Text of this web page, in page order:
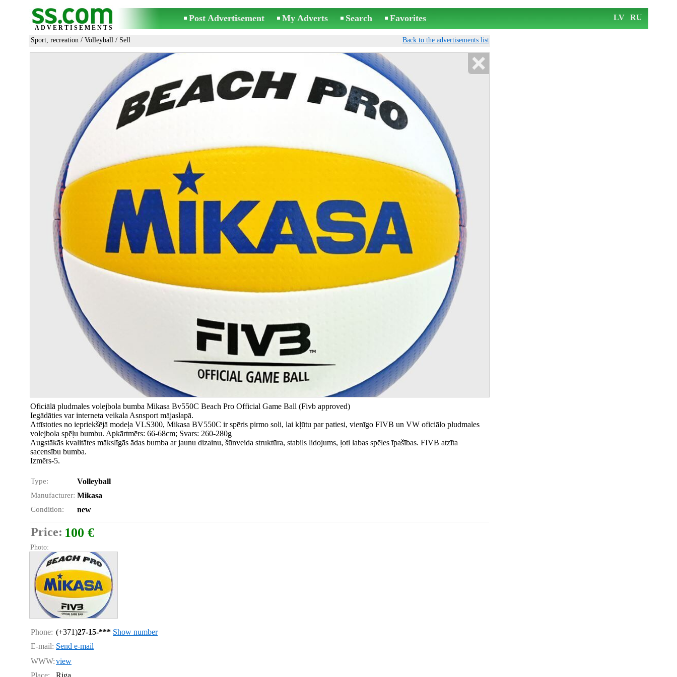
ADVERTISEMENTS
Post Advertisement My Adverts Search Favorites LV RU
Sport, recreation / Volleyball / Sell Back to the advertisements list
Oficiālā pludmales volejbola bumba Mikasa Bv550C Beach Pro Official Game Ball (Fivb approved)
Iegādāties var interneta veikala Asnsport mājaslapā.
Attīstoties no iepriekšējā modeļa VLS300, Mikasa BV550C ir spēris pirmo soli, lai kļūtu par patiesi, vienīgo FIVB un VW oficiālo pludmales
volejbola spēļu bumbu. Apkārtmērs: 66-68cm; Svars: 260-280g
Augstākās kvalitātes mākslīgās ādas bumba ar jaunu dizainu, šūnveida struktūra, stabils lidojums, ļoti labas spēles īpašības. FIVB atzīta
sacensību bumba.
Izmērs-5.
Type: Volleyball
Manufacturer: Mikasa
Condition: new
Price: 100 €
Photo:
Phone: (+371)27-15-*** Show number
E-mail: Send e-mail
WWW:view
Place:
Riga